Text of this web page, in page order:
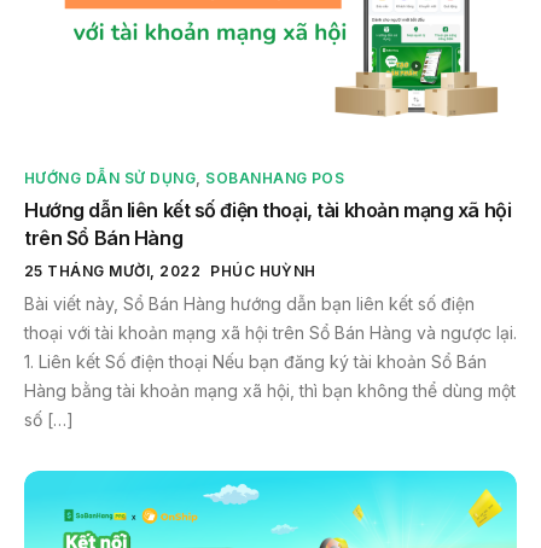
HƯỚNG DẪN SỬ DỤNG, SOBANHANG POS
Hướng dẫn liên kết số điện thoại, tài khoản mạng xã hội
trên Sổ Bán Hàng
25 THÁNG MƯỜI, 2022 PHÚC HUỲNH
Bài viết này, Sổ Bán Hàng hướng dẫn bạn liên kết số điện
thoại với tài khoản mạng xã hội trên Sổ Bán Hàng và ngược lại.
1. Liên kết Số điện thoại Nếu bạn đăng ký tài khoản Sổ Bán
Hàng bằng tài khoản mạng xã hội, thì bạn không thể dùng một
số […]